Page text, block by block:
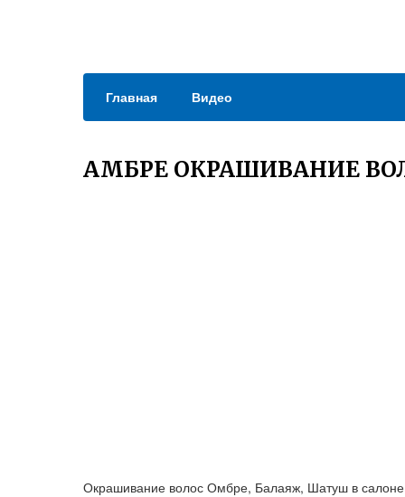
Главная Видео
АМБРЕ ОКРАШИВАНИЕ
Окрашивание волос Омбре, Балаяж, Шатуш в салоне